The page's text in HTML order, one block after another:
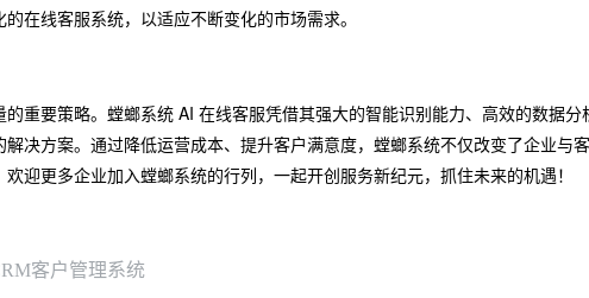
在线客服系统，以适应不断变化的市场需求。
重要策略。螳螂系统 AI 在线客服凭借其强大的智能识别能力、高效的数据分
决方案。通过降低运营成本、提升客户满意度，螳螂系统不仅改变了企业与
迎更多企业加入螳螂系统的行列，一起开创服务新纪元，抓住未来的机遇！
客户管理系统